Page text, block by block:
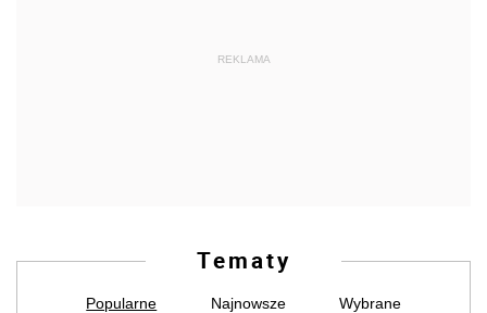
REKLAMA
Tematy
Popularne Najnowsze Wybrane